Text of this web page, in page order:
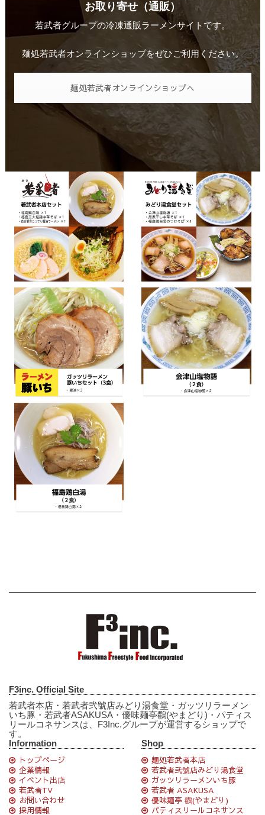
お取り寄せ（通販）
若武者グループの冷凍通販ラーメンサイトです。
麺処若武者オンラインショップをぜひご利用ください。
麺処若武者オンラインショップへ
F3inc. Official Site
若武者本店・若武者弐號店みどり湯食堂・ガッツリラーメン
いち豚・若武者ASAKUSA・優味麺亭鸐(やまどり)・パティス
リールコネサンスは、F3Inc.グループが運営するショップで
す。
Information
トップページ
企業情報
イベント出店
若武者TV
お問い合わせ
採用情報
Shop
麺処若武者本店
若武者弐號店みどり湯食堂
ガッツリラーメンいち豚
若武者 ASAKUSA
優味麺亭 鸐(やまどり)
パティスリールコネサンス